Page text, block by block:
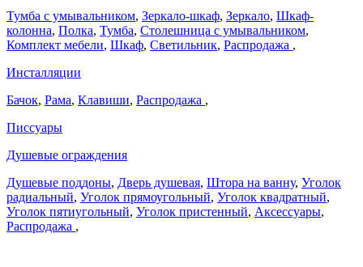
Тумба с умывальником, Зеркало-шкаф, Зеркало, Шкаф-
колонна, Полка, Тумба, Столешница с умывальником,
Комплект мебели, Шкаф, Светильник, Распродажа ,
Инсталляции
Бачок, Рама, Клавиши, Распродажа ,
Писсуары
Душевые ограждения
Душевые поддоны, Дверь душевая, Штора на ванну, Уголок
радиальный, Уголок прямоугольный, Уголок квадратный,
Уголок пятиугольный, Уголок пристенный, Аксессуары,
Распродажа ,